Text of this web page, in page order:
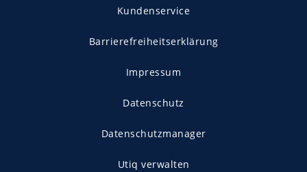
Kundenservice
Barrierefreiheitserklärung
Impressum
Datenschutz
Datenschutzmanager
Utiq verwalten